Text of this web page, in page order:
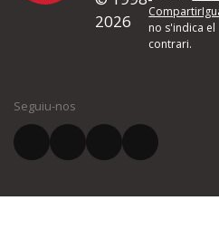
Si heu trobat un error o voleu
quina és la millora que
El vostre correu electrònic *
2026
no s'indica el
contrari.
Seguiu-nos